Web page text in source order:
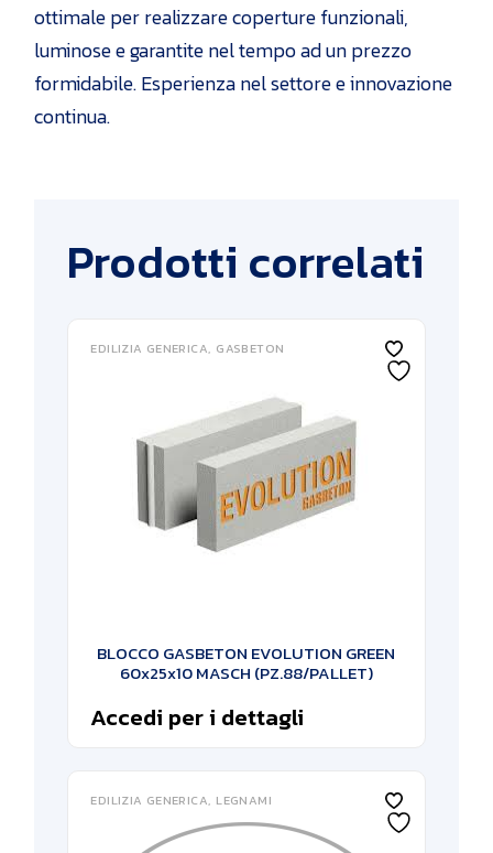
ottimale per realizzare coperture funzionali,
luminose e garantite nel tempo ad un prezzo
formidabile. Esperienza nel settore e innovazione
continua.
Prodotti correlati
EDILIZIA GENERICA GASBETON
BLOCCO GASBETON EVOLUTION GREEN
60x25x10 MASCH (PZ.88/PALLET)
Accedi per i dettagli
EDILIZIA GENERICA LEGNAMI